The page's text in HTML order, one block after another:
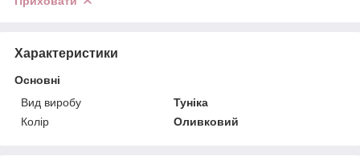
Характеристики
Основні
Вид виробу
Туніка
Колір
Оливковий